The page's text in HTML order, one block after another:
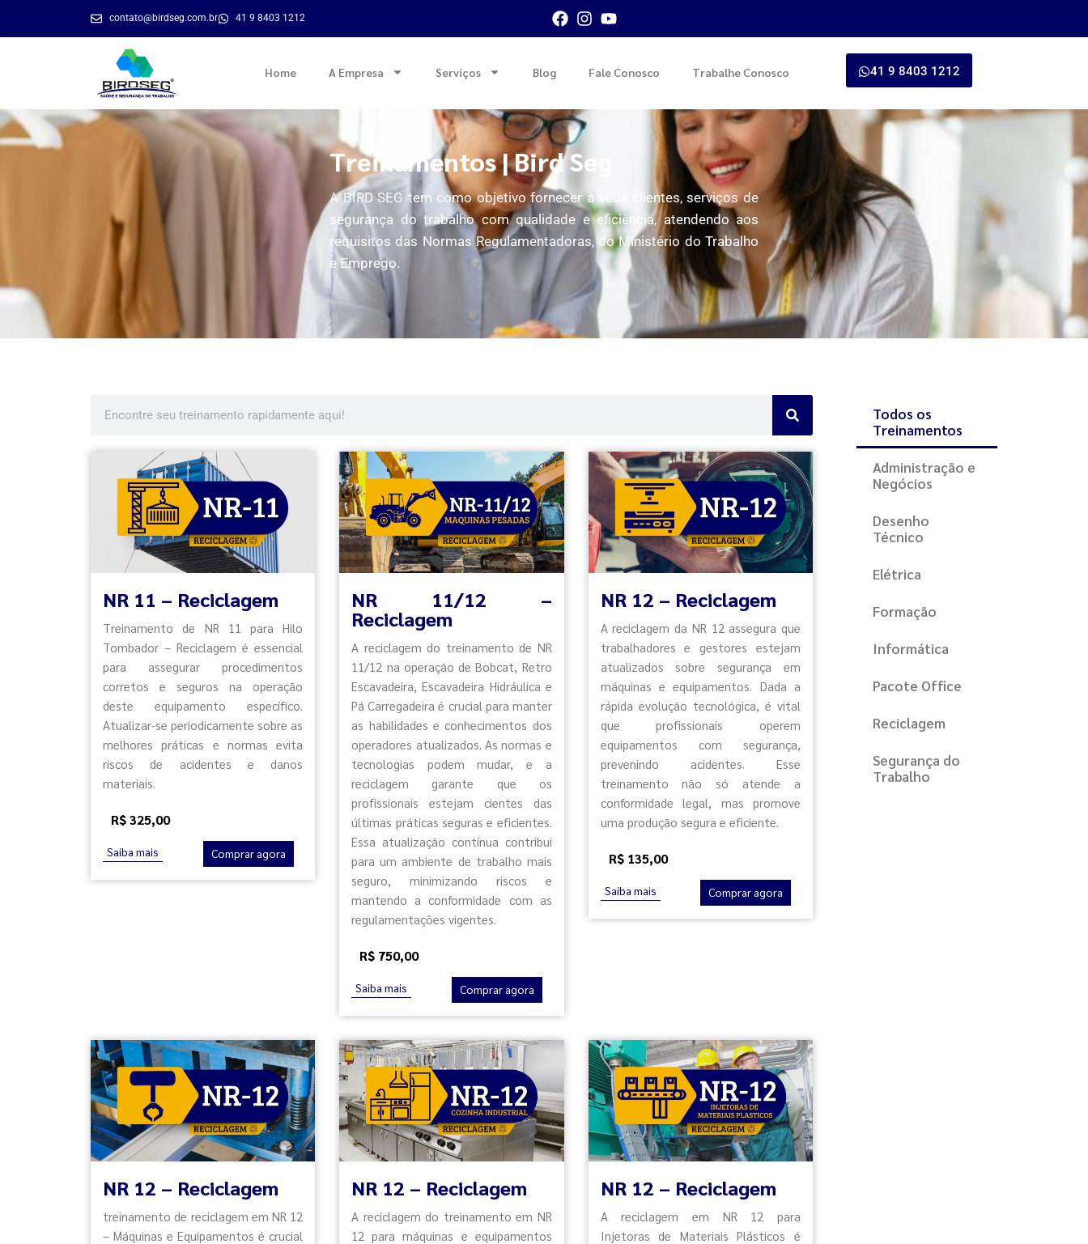
contato@birdseg.com.br 41 9 8403 1212
Home A Empresa Serviços Blog Fale Conosco Trabalhe Conosco 41 9 8403 1212
Treinamentos | Bird Seg
A BIRD SEG tem como objetivo fornecer à seus clientes, serviços de
segurança do trabalho com qualidade e eficiência, atendendo aos
requisitos das Normas Regulamentadoras, do Ministério do Trabalho
e Emprego.
NR 11 – Reciclagem
Treinamento de NR 11 para Hilo
Tombador – Reciclagem é essencial
para assegurar procedimentos
corretos e seguros na operação
deste equipamento específico.
Atualizar-se periodicamente sobre as
melhores práticas e normas evita
riscos de acidentes e danos
materiais.
R$ 325,00
Saiba mais Comprar agora
NR 11/12 –
Reciclagem
A reciclagem do treinamento de NR
11/12 na operação de Bobcat, Retro
Escavadeira, Escavadeira Hidráulica e
Pá Carregadeira é crucial para manter
as habilidades e conhecimentos dos
operadores atualizados. As normas e
tecnologias podem mudar, e a
reciclagem garante que os
profissionais estejam cientes das
últimas práticas seguras e eficientes.
Essa atualização contínua contribui
para um ambiente de trabalho mais
seguro, minimizando riscos e
mantendo a conformidade com as
regulamentações vigentes.
R$ 750,00
Saiba mais Comprar agora
NR 12 – Reciclagem
A reciclagem da NR 12 assegura que
trabalhadores e gestores estejam
atualizados sobre segurança em
máquinas e equipamentos. Dada a
rápida evolução tecnológica, é vital
que profissionais operem
equipamentos com segurança,
prevenindo acidentes. Esse
treinamento não só atende a
conformidade legal, mas promove
uma produção segura e eficiente.
R$ 135,00
Saiba mais Comprar agora
NR 12 – Reciclagem
treinamento de reciclagem em NR 12
– Máquinas e Equipamentos é crucial
NR 12 – Reciclagem
A reciclagem do treinamento em NR
12 para máquinas e equipamentos
NR 12 – Reciclagem
A reciclagem em NR 12 para
Injetoras de Materiais Plásticos é
Todos os
Treinamentos
Administração e
Negócios
Desenho
Técnico
Elétrica
Formação
Informática
Pacote Office
Reciclagem
Segurança do
Trabalho